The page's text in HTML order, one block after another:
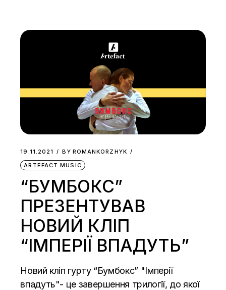
19.11.2021 BY ROMANKORZHYK
ARTEFACT.MUSIC
“БУМБОКС”
ПРЕЗЕНТУВАВ
НОВИЙ КЛІП
“ІМПЕРІЇ ВПАДУТЬ”
Новий кліп гурту “Бумбокс” "Імперії
впадуть"- це завершення трилогії, до якої